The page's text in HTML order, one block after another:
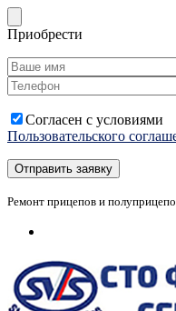
Приобрести
Согласен с условиями
Пользовательского
Ремонт прицепов и